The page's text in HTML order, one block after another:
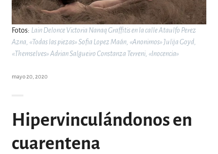
Fotos: Lain Delonce Victoria Nanaq Graffitis en la calle Ataulfo Perez
Azna, «Todas las piezas» Sofia Lopez Maán, «Anonimos» Julija Goyd,
«Themselves» Adrian Salgueiro Constanza Terreni, «Inocencia»
mayo 20, 2020
Hipervinculándonos en
cuarentena